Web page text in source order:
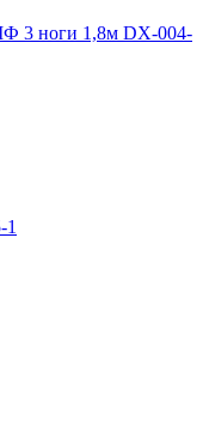
3 ноги 1,8м DX-004-